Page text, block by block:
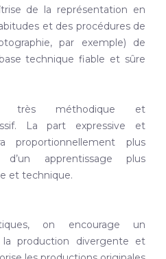
de la représentation en
et des procédures de
par exemple) de
technique fiable et sûre
très méthodique et
La part expressive et
proportionnellement plus
apprentissage plus
et technique.
on encourage un
la production divergente et